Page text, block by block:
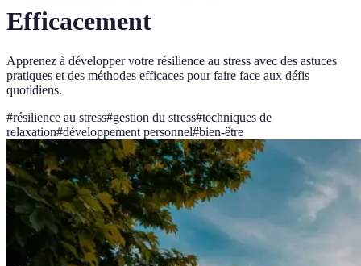
Efficacement
Apprenez à développer votre résilience au stress avec des astuces
pratiques et des méthodes efficaces pour faire face aux défis
quotidiens.
#résilience au stress#gestion du stress#techniques de
relaxation#développement personnel#bien-être